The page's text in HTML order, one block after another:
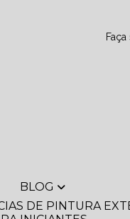
BLOG
DE PINTURA